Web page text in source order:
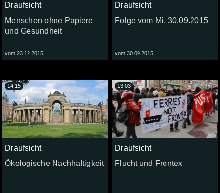
Draufsicht
Menschen ohne Papiere
und Gesundheit
vom 23.12.2015
Draufsicht
Folge vom Mi, 30.09.2015
vom 30.09.2015
Draufsicht
Ökologische Nachhaltigkeit
14:15
Draufsicht
Flucht und Frontex
13:03